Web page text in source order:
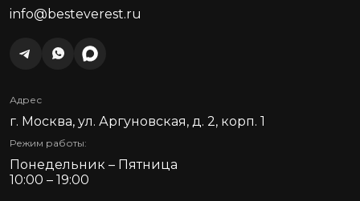
info@besteverest.ru
Адрес
г. Москва, ул. Аргуновская, д. 2, корп. 1
Режим работы:
Понедельник – Пятница
10:00 – 19:00